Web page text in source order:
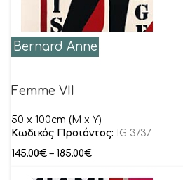
Bernard Anne
Femme VII
50 x 100cm (M x Y)
Κωδικός Προϊόντος:
IG 3737
145.00€ – 185.00€